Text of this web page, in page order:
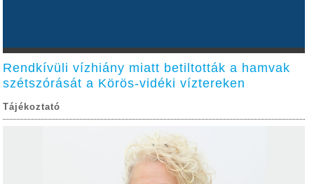
Rendkívüli vízhiány miatt betiltották a hamvak
szétszórását a Körös-vidéki víztereken
Tájékoztató